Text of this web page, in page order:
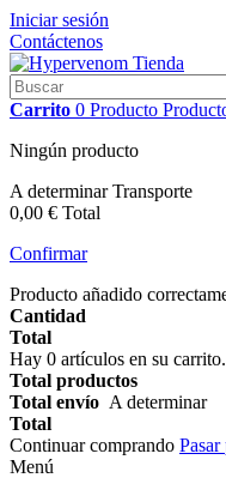
Iniciar sesión
Contáctenos
Carrito 0 Producto
Ningún producto
A determinarTransporte
0,00 € Total
Confirmar
Producto añadido
Cantidad
Total
Hay 0 artículos en su carrito.
Total productos
Total envío A determinar
Total
Continuar comprando Pasar
Menú